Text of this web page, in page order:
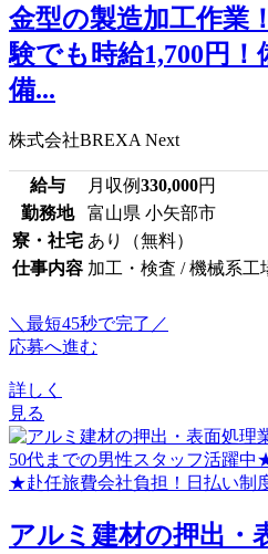
金型の製造加工作業
験でも時給1,700円
備...
株式会社BREXA Next
給与 月収例330,000円
勤務地
富山県 小矢部市
寮・社宅 あり（無料）
仕事内容 加工・検査 / 機械系工
＼最短45秒で完了／
応募へ進む
詳しく
見る
アルミ建材の押出・